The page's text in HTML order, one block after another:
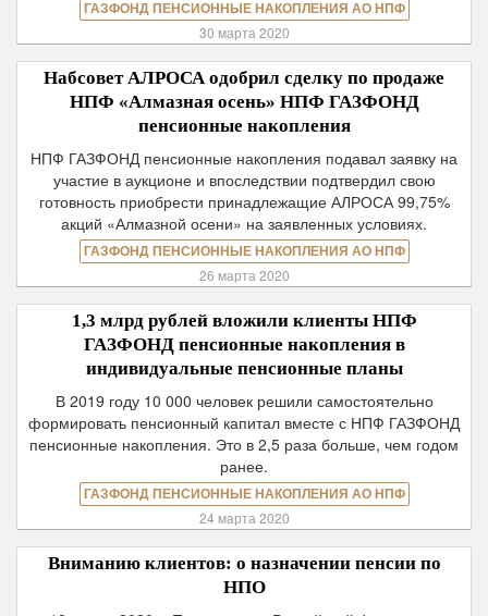
ГАЗФОНД ПЕНСИОННЫЕ НАКОПЛЕНИЯ АО НПФ
30 марта 2020
Набсовет АЛРОСА одобрил сделку по продаже
НПФ «Алмазная осень» НПФ ГАЗФОНД
пенсионные накопления
НПФ ГАЗФОНД пенсионные накопления подавал заявку на
участие в аукционе и впоследствии подтвердил свою
готовность приобрести принадлежащие АЛРОСА 99,75%
акций «Алмазной осени» на заявленных условиях.
ГАЗФОНД ПЕНСИОННЫЕ НАКОПЛЕНИЯ АО НПФ
26 марта 2020
1,3 млрд рублей вложили клиенты НПФ
ГАЗФОНД пенсионные накопления в
индивидуальные пенсионные планы
В 2019 году 10 000 человек решили самостоятельно
формировать пенсионный капитал вместе с НПФ ГАЗФОНД
пенсионные накопления. Это в 2,5 раза больше, чем годом
ранее.
ГАЗФОНД ПЕНСИОННЫЕ НАКОПЛЕНИЯ АО НПФ
24 марта 2020
Вниманию клиентов: о назначении пенсии по
НПО